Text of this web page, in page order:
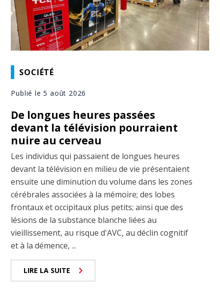
SOCIÉTÉ
Publié le 5 août 2026
De longues heures passées
devant la télévision pourraient
nuire au cerveau
Les individus qui passaient de longues heures
devant la télévision en milieu de vie présentaient
ensuite une diminution du volume dans les zones
cérébrales associées à la mémoire; des lobes
frontaux et occipitaux plus petits; ainsi que des
lésions de la substance blanche liées au
vieillissement, au risque d'AVC, au déclin cognitif
et à la démence, ...
LIRE LA SUITE